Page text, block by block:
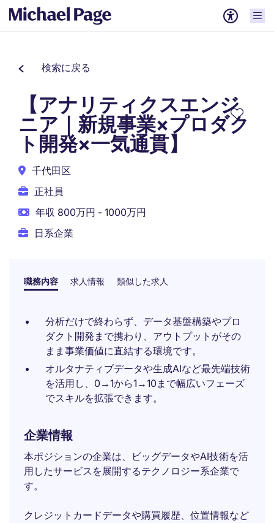
検索に戻る
【アナリティクスエンジ
ニア｜新規事業×プロダク
ト開発×一気通貫】
千代田区
正社員
年収 800万円 - 1000万円
日系企業
職務内容 求人情報 類似した求人
分析だけで終わらず、データ基盤構築やプロ
ダクト開発まで携わり、アウトプットがその
まま事業価値に直結する環境です。
オルタナティブデータや生成AIなど最先端技術
を活用し、0→1から1→10まで幅広いフェーズ
でスキルを拡張できます。
企業情報
本ポジションの企業は、ビッグデータやAI技術を活
用したサービスを展開するテクノロジー系企業で
す。
クレジットカードデータや購買履歴、位置情報など